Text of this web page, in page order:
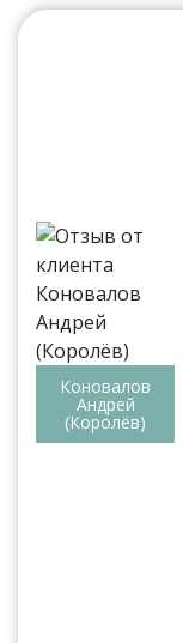
Коновалов
Андрей
(Королёв)